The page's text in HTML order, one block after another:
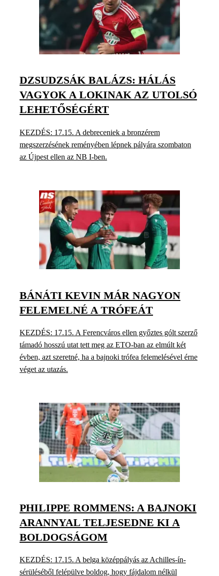
DZSUDZSÁK BALÁZS: HÁLÁS
VAGYOK A LOKINAK AZ UTOLSÓ
LEHETŐSÉGÉRT
KEZDÉS: 17.15. A debreceniek a bronzérem
megszerzésének reményében lépnek pályára szombaton
az Újpest ellen az NB I-ben.
BÁNÁTI KEVIN MÁR NAGYON
FELEMELNÉ A TRÓFEÁT
KEZDÉS: 17.15. A Ferencváros ellen győztes gólt szerző
támadó hosszú utat tett meg az ETO-ban az elmúlt két
évben, azt szeretné, ha a bajnoki trófea felemelésével érne
véget az utazás.
PHILIPPE ROMMENS: A BAJNOKI
ARANNYAL TELJESEDNE KI A
BOLDOGSÁGOM
KEZDÉS: 17.15. A belga középpályás az Achilles-ín-
sérüléséből felépülve boldog, hogy fájdalom nélkül